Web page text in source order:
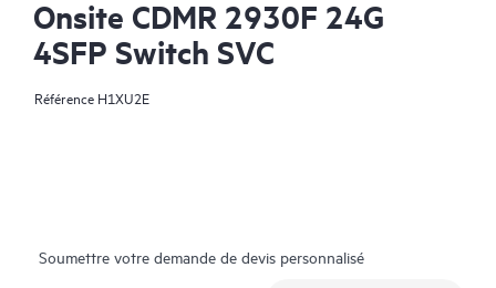
Onsite CDMR 2930F 24G
4SFP Switch SVC
Référence H1XU2E
Soumettre votre demande de devis personnalisé